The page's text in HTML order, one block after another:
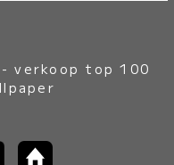
-verkoop top 100